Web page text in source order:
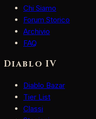
Chi Siamo
Forum Storico
Archivio
FAQ
Diablo IV
Diablo Bazar
Tier List
Classi